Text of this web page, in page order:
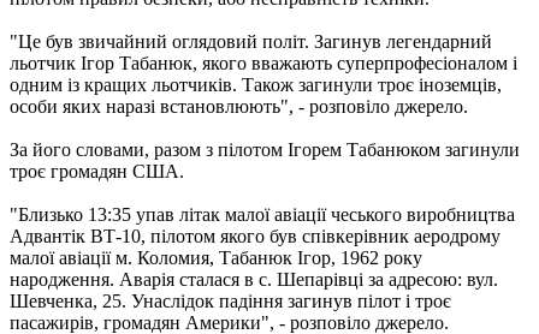
"Це був звичайний оглядовий політ. Загинув легендарний
льотчик Ігор Табанюк, якого вважають суперпрофесіоналом і
одним із кращих льотчиків. Також загинули троє іноземців,
особи яких наразі встановлюють", - розповіло джерело.
За його словами, разом з пілотом Ігорем Табанюком загинули
троє громадян США.
"Близько 13:35 упав літак малої авіації чеського виробництва
Адвантік ВТ-10, пілотом якого був співкерівник аеродрому
малої авіації м. Коломия, Табанюк Ігор, 1962 року
народження. Аварія сталася в с. Шепарівці за адресою: вул.
Шевченка, 25. Унаслідок падіння загинув пілот і троє
пасажирів, громадян Америки", - розповіло джерело.